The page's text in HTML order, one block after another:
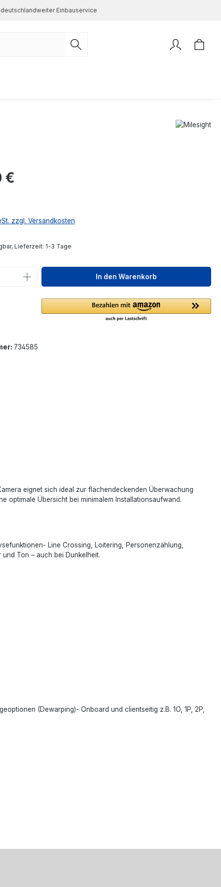
deutschlandweiter Einbauservice
€
zzgl. Versandkosten
Lieferzeit: 1-3 Tage
Anzahl: Gib den gewünschten Wert
In den Warenkorb
734585
eignet sich ideal zur flächendeckenden Überwachung
optimale Übersicht bei minimalem Installationsaufwand.
Line Crossing, Loitering, Personenzählung,
Ton – auch bei Dunkelheit.
(Dewarping)- Onboard und clientseitig z.B. 1O, 1P, 2P,